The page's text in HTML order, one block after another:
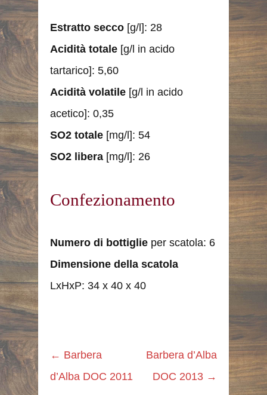
Estratto secco [g/l]: 28
Acidità totale [g/l in acido
tartarico]: 5,60
Acidità volatile [g/l in acido
acetico]: 0,35
SO2 totale [mg/l]: 54
SO2 libera [mg/l]: 26
Confezionamento
Numero di bottiglie per scatola: 6
Dimensione della scatola
LxHxP: 34 x 40 x 40
← Barbera
d’Alba DOC 2011
Barbera d’Alba
DOC 2013 →